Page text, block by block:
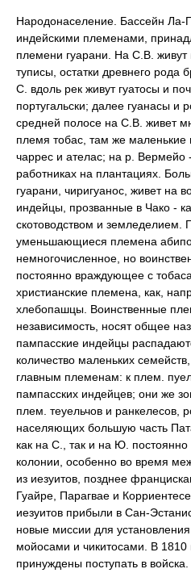
Народонаселение. Бассейн
индейскими племенами,
племени гуарани. На С.В.
туписы , остатки древнего рода
С. вдоль рек живут гуатосы и
португальски; далее гуанасы и
средней полосе на С.В. живет
племя тобас , там же
чаррес и ателас; на р. Вермейо -
работниках на плантациях.
гуарани, чиригуанос , живет на
индейцы, прозванные в Чако -
скотоводством и земледелием.
уменьшающиеся племена
немногочисленное, но
постоянно враждующее с
христианские племена, как,
хлебопашцы. Воинственные
независимость, носят общее
пампасские индейцы
количество маленьких
главным племенам: к плем.
пампасских индейцев; они же
плем. теуельчов и ранкелесов
населяющих большую часть
как на С., так и на Ю.
колонии, особенно во время
из иезуитов, позднее
Гуайре, Парагвае и
иезуитов прибыли в Сан-
новые миссии для
мойосами и чикитосами. В 1810
принуждены поступать в